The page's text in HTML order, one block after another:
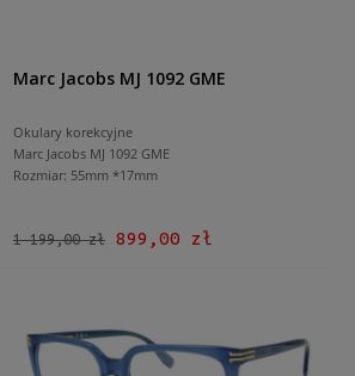
Marc Jacobs MJ 1092 GME
Okulary korekcyjne
Marc Jacobs MJ 1092 GME
Rozmiar: 55mm *17mm
1 199,00 zł 899,00 zł